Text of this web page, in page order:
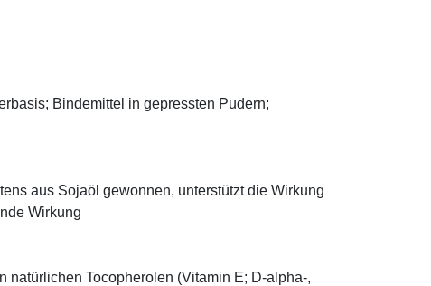
Bindemittel in gepressten Pudern;
aus Sojaöl gewonnen, unterstützt die Wirkung
Wirkung
natürlichen Tocopherolen (Vitamin E; D-alpha-,